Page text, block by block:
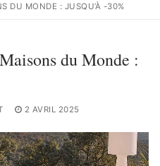
DU MONDE : JUSQU’À -30%
du Monde :
2 AVRIL 2025